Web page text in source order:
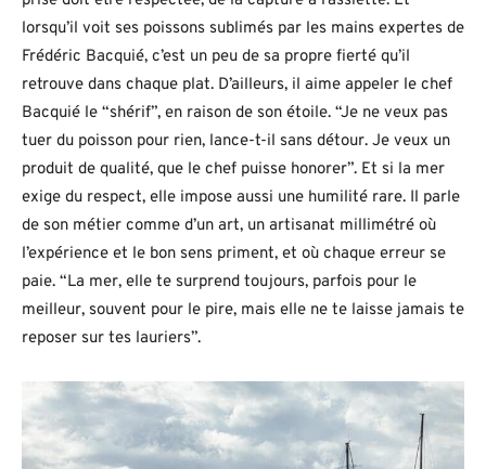
lorsqu’il voit ses poissons sublimés par les mains expertes de
Frédéric Bacquié, c’est un peu de sa propre fierté qu’il
retrouve dans chaque plat. D’ailleurs, il aime appeler le chef
Bacquié le “shérif”, en raison de son étoile. “Je ne veux pas
tuer du poisson pour rien, lance-t-il sans détour. Je veux un
produit de qualité, que le chef puisse honorer”. Et si la mer
exige du respect, elle impose aussi une humilité rare. Il parle
de son métier comme d’un art, un artisanat millimétré où
l’expérience et le bon sens priment, et où chaque erreur se
paie. “La mer, elle te surprend toujours, parfois pour le
meilleur, souvent pour le pire, mais elle ne te laisse jamais te
reposer sur tes lauriers”.